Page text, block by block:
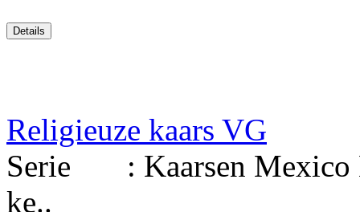
Religieuze kaars VG
Serie : Kaarsen Mexico
ke..